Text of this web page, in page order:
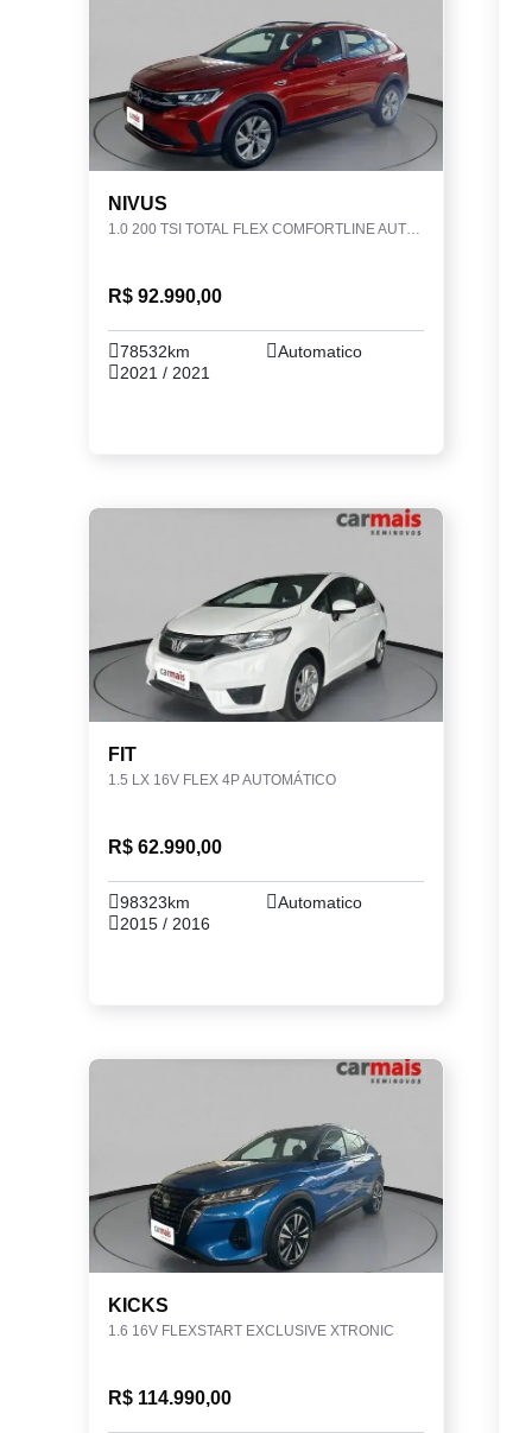
NIVUS
1.0 200 TSI TOTAL FLEX COMFORTLINE AUTOMÁTICO
R$ 92.990,00
78532km
Automatico
2021 / 2021
FIT
1.5 LX 16V FLEX 4P AUTOMÁTICO
R$ 62.990,00
98323km
Automatico
2015 / 2016
KICKS
1.6 16V FLEXSTART EXCLUSIVE XTRONIC
R$ 114.990,00